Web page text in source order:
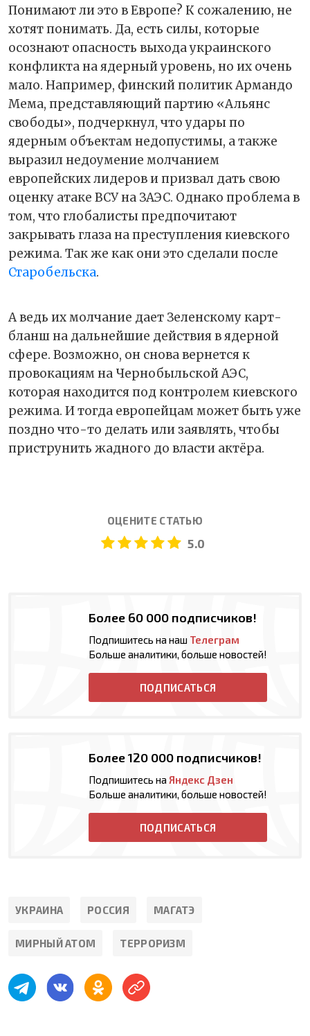
Понимают ли это в Европе? К сожалению, не
хотят понимать. Да, есть силы, которые
осознают опасность выхода украинского
конфликта на ядерный уровень, но их очень
мало. Например, финский политик Армандо
Мема, представляющий партию «Альянс
свободы», подчеркнул, что удары по
ядерным объектам недопустимы, а также
выразил недоумение молчанием
европейских лидеров и призвал дать свою
оценку атаке ВСУ на ЗАЭС. Однако проблема в
том, что глобалисты предпочитают
закрывать глаза на преступления киевского
режима. Так же как они это сделали после
Старобельска.
А ведь их молчание дает Зеленскому карт-
бланш на дальнейшие действия в ядерной
сфере. Возможно, он снова вернется к
провокациям на Чернобыльской АЭС,
которая находится под контролем киевского
режима. И тогда европейцам может быть уже
поздно что-то делать или заявлять, чтобы
приструнить жадного до власти актёра.
ОЦЕНИТЕ СТАТЬЮ
5.0
Более 60 000 подписчиков!
Подпишитесь на наш Телеграм
Больше аналитики, больше новостей!
ПОДПИСАТЬСЯ
Более 120 000 подписчиков!
Подпишитесь на Яндекс Дзен
Больше аналитики, больше новостей!
ПОДПИСАТЬСЯ
УКРАИНА РОССИЯ МАГАТЭ
МИРНЫЙ АТОМ ТЕРРОРИЗМ